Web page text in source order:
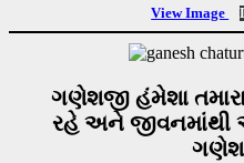
View Image
ગણેશજી હંમેશા તમારા માર્ગદર્શક અને સંરક્ષક
રહે અને જીવનમાંથી
ગણેશ